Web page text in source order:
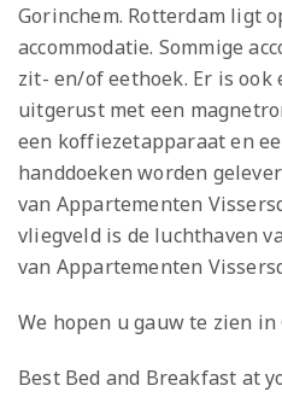
Gorinchem. Rotterdam ligt
accommodatie. Sommige
zit- en/of eethoek. Er is ook
uitgerust met een
een koffiezetapparaat en
handdoeken worden
van Appartementen
vliegveld is de luchthaven
van Appartementen
We hopen u gauw te zien in
Best Bed and Breakfast at